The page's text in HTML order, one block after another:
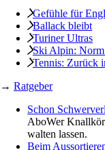
Gefühle für
Ballack bleibt
Turiner Ultras
Ski Alpin:
Tennis: Zurück
→ Ratgeber
Schon
AboWer
walten lassen.
Beim